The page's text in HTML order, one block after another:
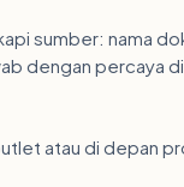
sumber: nama
dengan percaya
atau di depan